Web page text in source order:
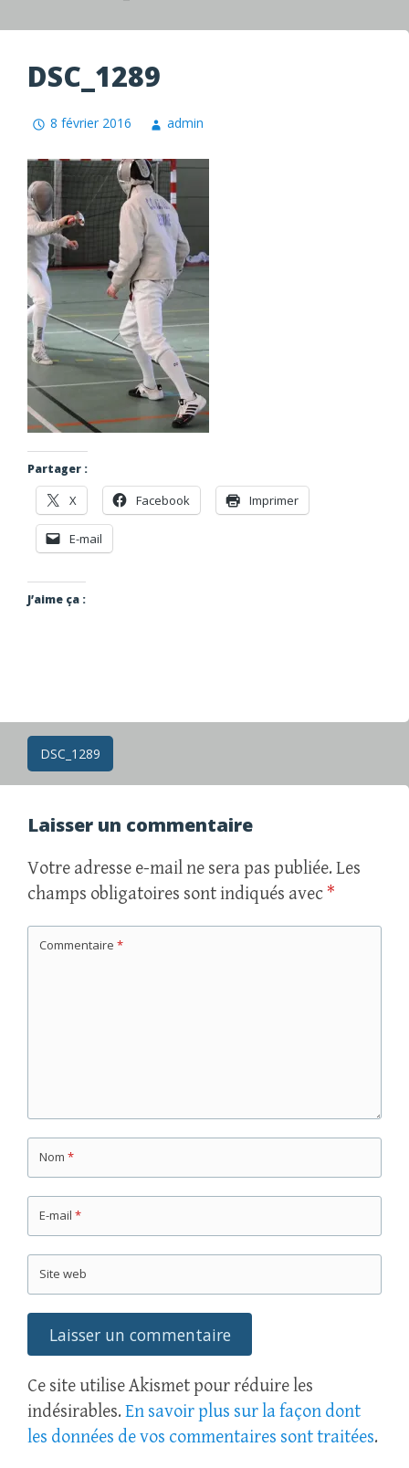
DSC_1289
8 février 2016 admin
Partager :
X Facebook Imprimer
E-mail
J’aime ça :
Navigation
des
articles
DSC_1289
Laisser un commentaire
Votre adresse e-mail ne sera pas publiée. Les
champs obligatoires sont indiqués avec *
Commentaire *
Nom *
E-mail *
Site web
Ce site utilise Akismet pour réduire les
indésirables. En savoir plus sur la façon dont
les données de vos commentaires sont traitées.